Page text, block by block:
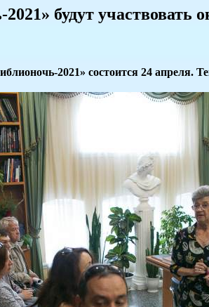
будут участвовать
2021» состоится 24 апреля.